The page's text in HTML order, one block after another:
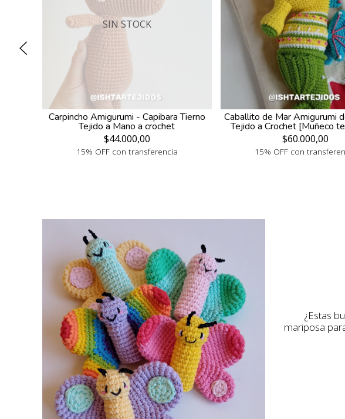
SIN STOCK
Carpincho Amigurumi - Capibara Tierno
Tejido a Mano a crochet
$44.000,00
15% OFF con transferencia
Caballito de Mar Amigurumi
Tejido a Crochet [Muñeco
$60.000,00
15% OFF con
¿Estas
mariposa